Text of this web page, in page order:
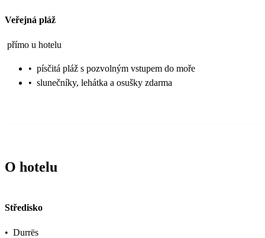
Veřejná pláž
přímo u hotelu
• písčitá pláž s pozvolným vstupem do moře
• slunečníky, lehátka a osušky zdarma
O hotelu
Středisko
• Durrës